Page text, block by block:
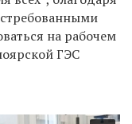
на рабочем
ГЭС